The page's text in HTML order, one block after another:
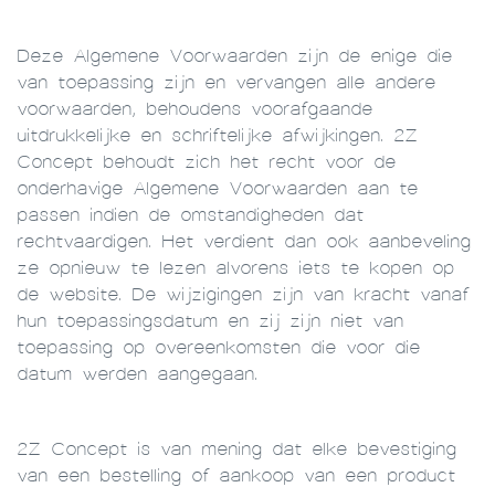
Deze Algemene Voorwaarden zijn de enige die
van toepassing zijn en vervangen alle andere
voorwaarden, behoudens voorafgaande
uitdrukkelijke en schriftelijke afwijkingen. 2Z
Concept behoudt zich het recht voor de
onderhavige Algemene Voorwaarden aan te
passen indien de omstandigheden dat
rechtvaardigen. Het verdient dan ook aanbeveling
ze opnieuw te lezen alvorens iets te kopen op
de website. De wijzigingen zijn van kracht vanaf
hun toepassingsdatum en zij zijn niet van
toepassing op overeenkomsten die voor die
datum werden aangegaan.
2Z Concept is van mening dat elke bevestiging
van een bestelling of aankoop van een product